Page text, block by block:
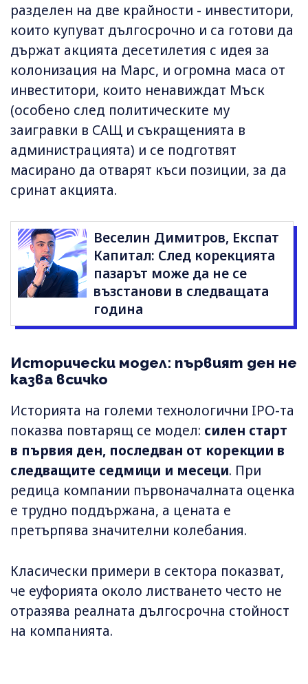
разделен на две крайности - инвеститори,
които купуват дългосрочно и са готови да
държат акцията десетилетия с идея за
колонизация на Марс, и огромна маса от
инвеститори, които ненавиждат Мъск
(особено след политическите му
заигравки в САЩ и съкращенията в
администрацията) и се подготвят
масирано да отварят къси позиции, за да
сринат акцията.
Веселин Димитров, Експат
Капитал: След корекцията
пазарът може да не се
възстанови в следващата
година
Исторически модел: първият ден не
казва всичко
Историята на големи технологични IPO-та
показва повтарящ се модел: силен старт
в първия ден, последван от корекции в
следващите седмици и месеци. При
редица компании първоначалната оценка
е трудно поддържана, а цената е
претърпява значителни колебания.
Класически примери в сектора показват,
че еуфорията около листването често не
отразява реалната дългосрочна стойност
на компанията.